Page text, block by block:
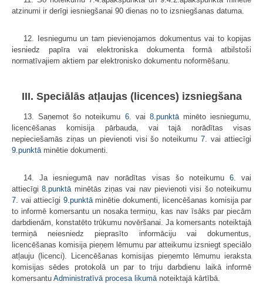
atzinumi ir derīgi iesniegšanai 90 dienas no to izsniegšanas datuma.
12. Iesniegumu un tam pievienojamos dokumentus vai to kopijas
iesniedz papīra vai elektroniska dokumenta formā atbilstoši
normatīvajiem aktiem par elektronisko dokumentu noformēšanu.
III. Speciālās atļaujas (licences) izsniegšana
13. Saņemot šo noteikumu 6. vai 8.punktāminēto iesniegumu,
licencēšanas komisija pārbauda, vai tajā norādītas visas
nepieciešamās ziņas un pievienoti visi šo noteikumu7.vai attiecīgi
9.punktā minētie dokumenti.
14. Ja iesniegumā nav norādītas visas šo noteikumu 6.vai
attiecīgi8.punktā minētās ziņas vai nav pievienoti visi šo noteikumu
7. vai attiecīgi 9.punktāminētie dokumenti, licencēšanas komisija par
to informē komersantu un nosaka termiņu, kas nav īsāks par piecām
darbdienām, konstatēto trūkumu novēršanai. Ja komersants noteiktajā
termiņā neiesniedz pieprasīto informāciju vai dokumentus,
licencēšanas komisija pieņem lēmumu par atteikumu izsniegt speciālo
atļauju (licenci). Licencēšanas komisijas pieņemto lēmumu ieraksta
komisijas sēdes protokolā un par to triju darbdienu laikā informē
komersantu Administratīvā procesa likumā noteiktajā kārtībā.